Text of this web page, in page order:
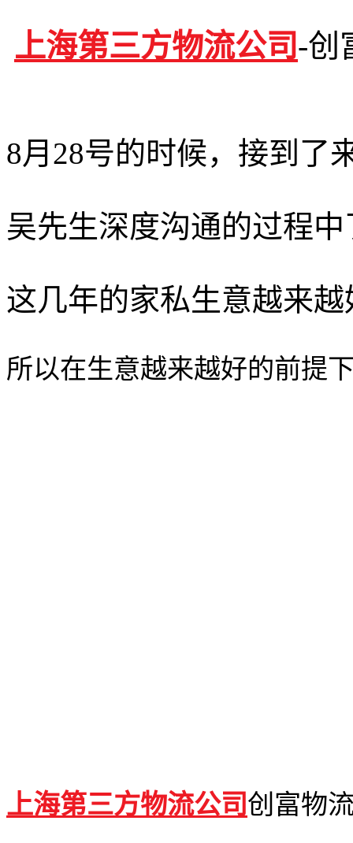
上海第三方物流公司-创
8月28号的时候，接到了
吴先生深度沟通的过程
这几年的家私生意越来
所以在生意越来越好的前提
上海第三方物流公司创富物